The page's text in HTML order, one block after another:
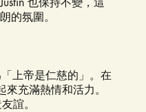
的氛圍。
上帝是仁慈的」。在
充滿熱情和活力。
誼。